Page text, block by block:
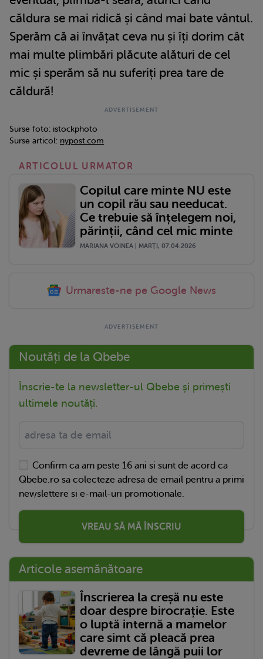
căldura se mai ridică și când mai bate vântul.
Sperăm că ai învățat ceva nu și îți dorim cât
mai multe plimbări plăcute alături de cel
mic și sperăm să nu suferiți prea tare de
căldură!
Surse foto: istockphoto
Surse articol: nypost.com
ARTICOLUL URMATOR
Copilul care minte NU este
un copil rău sau needucat.
Ce trebuie să înțelegem noi,
părinții, când cel mic minte
MARIANA VOINEA | MARŢI, 07.04.2026
Urmareste-ne pe Google News
Noutăți de la Qbebe
Înscrie-te la newsletter-ul Qbebe și primești
ultimele noutăți.
Confirm ca am peste 16 ani si sunt de acord ca
Qbebe.ro sa colecteze adresa de email pentru a primi
newslettere si e-mail-uri promotionale.
VREAU SĂ MĂ ÎNSCRIU
Articole asemănătoare
Înscrierea la creșă nu este
doar despre birocrație. Este
o luptă internă a mamelor
care simt că pleacă prea
devreme de lângă puii lor